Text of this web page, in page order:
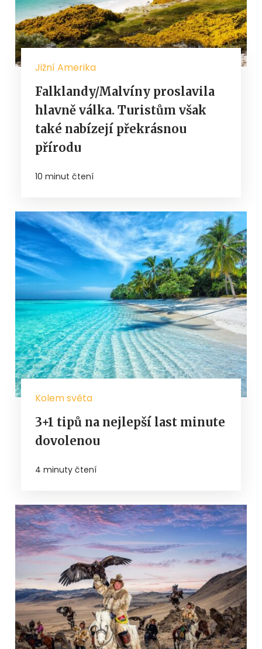
Jižní Amerika
Falklandy/Malvíny proslavila
hlavně válka. Turistům však
také nabízejí překrásnou
přírodu
10 minut čtení
Kolem světa
3+1 tipů na nejlepší last minute
dovolenou
4 minuty čtení